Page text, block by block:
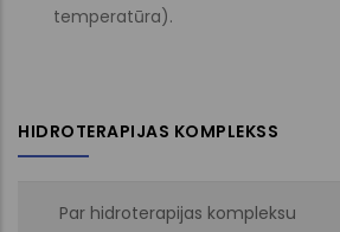
temperatūra).
HIDROTERAPIJAS KOMPLEKSS
Par hidroterapijas kompleksu